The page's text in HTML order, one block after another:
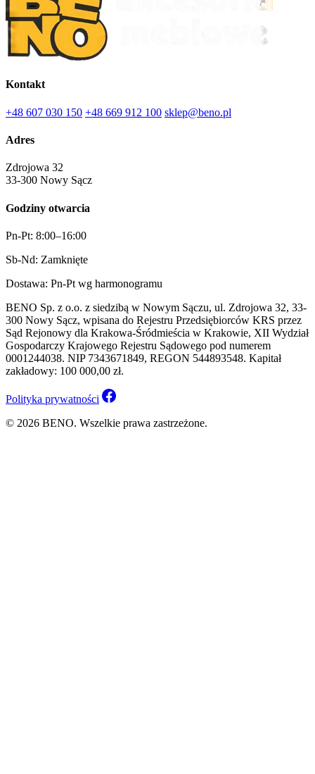
Kontakt
+48 607 030 150 +48 669 912 100 sklep@beno.pl
Adres
Zdrojowa 32
33-300 Nowy Sącz
Godziny otwarcia
Pn-Pt: 8:00–16:00
Sb-Nd: Zamknięte
Dostawa: Pn-Pt wg harmonogramu
BENO Sp. z o.o. z siedzibą w Nowym Sączu, ul. Zdrojowa 32, 33-
300 Nowy Sącz, wpisana do Rejestru Przedsiębiorców KRS przez
Sąd Rejonowy dla Krakowa-Śródmieścia w Krakowie, XII Wydział
Gospodarczy Krajowego Rejestru Sądowego pod numerem
0001244038. NIP 7343671849, REGON 544893548. Kapitał
zakładowy: 100 000,00 zł.
Polityka prywatności
© 2026 BENO. Wszelkie prawa zastrzeżone.